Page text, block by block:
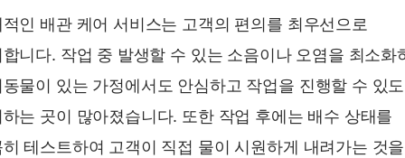
인 배관 케어 서비스는 고객의 편의를 최우선으로
니다. 작업 중 발생할 수 있는 소음이나 오염을 최소화
물이 있는 가정에서도 안심하고 작업을 진행할 수 있
는 곳이 많아졌습니다. 또한 작업 후에는 배수 상태를
테스트하여 고객이 직접 물이 시원하게 내려가는 것을